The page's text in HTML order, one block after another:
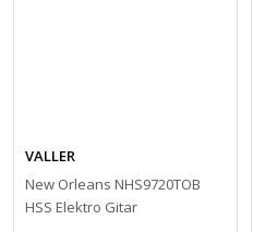
VALLER
New Orleans NHS9720TOB
HSS Elektro Gitar